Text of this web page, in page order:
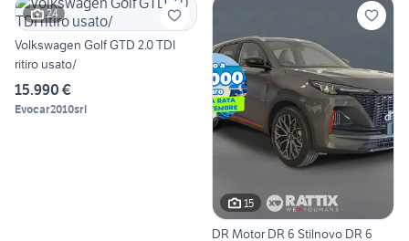
24
Volkswagen Golf GTD 2.0 TDI
ritiro usato/
15.990 €
Evocar2010srl
15
DR Motor DR 6 Stilnovo DR 6